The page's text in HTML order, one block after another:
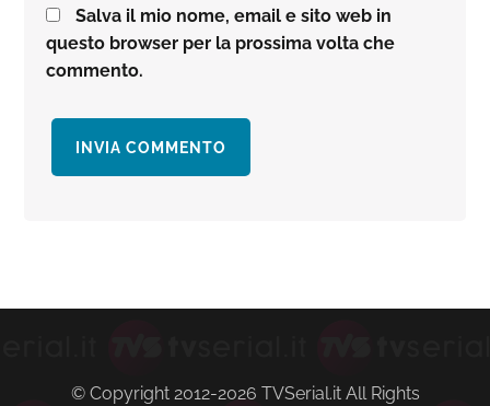
Salva il mio nome, email e sito web in
questo browser per la prossima volta che
commento.
primaria
© Copyright 2012-2026 TVSerial.it All Rights